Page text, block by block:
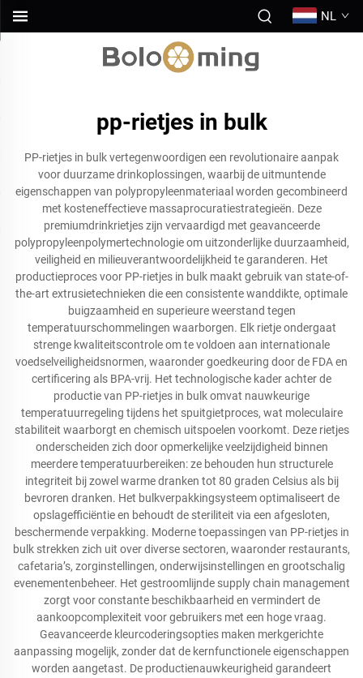
NL
pp-rietjes in bulk
PP-rietjes in bulk vertegenwoordigen een revolutionaire aanpak
voor duurzame drinkoplossingen, waarbij de uitmuntende
eigenschappen van polypropyleenmateriaal worden gecombineerd
met kosteneffectieve massaprocuratiestrategieën. Deze
premiumdrinkrietjes zijn vervaardigd met geavanceerde
polypropyleenpolymertechnologie om uitzonderlijke duurzaamheid,
veiligheid en milieuverantwoordelijkheid te garanderen. Het
productieproces voor PP-rietjes in bulk maakt gebruik van state-of-
the-art extrusietechnieken die een consistente wanddikte, optimale
buigzaamheid en superieure weerstand tegen
temperatuurschommelingen waarborgen. Elk rietje ondergaat
strenge kwaliteitscontrole om te voldoen aan internationale
voedselveiligheidsnormen, waaronder goedkeuring door de FDA en
certificering als BPA-vrij. Het technologische kader achter de
productie van PP-rietjes in bulk omvat nauwkeurige
temperatuurregeling tijdens het spuitgietproces, wat moleculaire
stabiliteit waarborgt en chemisch uitspoelen voorkomt. Deze rietjes
onderscheiden zich door opmerkelijke veelzijdigheid binnen
meerdere temperatuurbereiken: ze behouden hun structurele
integriteit bij zowel warme dranken tot 80 graden Celsius als bij
bevroren dranken. Het bulkverpakkingsysteem optimaliseert de
opslagefficiëntie en behoudt de steriliteit via een afgesloten,
beschermende verpakking. Moderne toepassingen van PP-rietjes in
bulk strekken zich uit over diverse sectoren, waaronder restaurants,
cafetaria’s, zorginstellingen, onderwijsinstellingen en grootschalig
evenementenbeheer. Het gestroomlijnde supply chain management
zorgt voor constante beschikbaarheid en vermindert de
aankoopcomplexiteit voor gebruikers met een hoge vraag.
Geavanceerde kleurcoderingsopties maken merkgerichte
aanpassing mogelijk, zonder dat de kernfunctionele eigenschappen
worden aangetast. De productienauwkeurigheid garandeert